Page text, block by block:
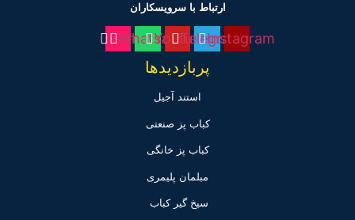
ارتباط با سرویسکاران
Instagram
Telegram
Youtube
Whatsapp
Film
پربازدیدها
استند آجیل
کباب پز صنعتی
کباب پز خانگی
مبلمان پلیمری
سیخ گیر کباب